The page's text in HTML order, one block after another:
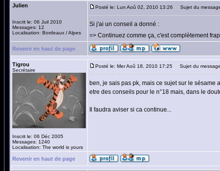
Julien
Inscrit le: 06 Juil 2010
Messages: 12
Localisation: Bordeaux / Alpes
Posté le: Lun Aoû 02, 2010 13:26 Sujet du
Si j'ai un conseil a donné :
=> Continuez comme ça, c'est complètement
Revenir en haut de page
Tigrou
Secrétaire
Inscrit le: 06 Déc 2005
Messages: 1240
Localisation: The world is yours
Posté le: Mer Aoû 18, 2010 17:25 Sujet du
ben, je sais pas pk, mais ce sujet sur le
etre des conseils pour le n°18 mais, dans le
Il faudra aviser si ca continue...
Revenir en haut de page